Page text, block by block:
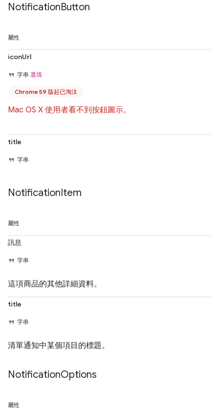
NotificationButton
屬性
iconUrl
字串 選填
Chrome 59 版起已淘汰
Mac OS X 使用者看不到按鈕圖示。
title
字串
NotificationItem
屬性
訊息
字串
這項商品的其他詳細資料。
title
字串
清單通知中某個項目的標題。
NotificationOptions
屬性